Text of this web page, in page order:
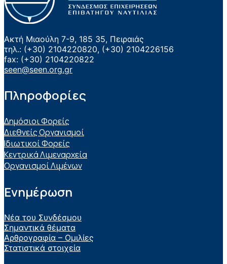
Ακτή Μιαούλη 7-9, 185 35, Πειραιάς
τηλ.: (+30) 2104220820, (+30) 2104226156
fax: (+30) 2104220822
seen@seen.org.gr
Πληροφορίες
Δημόσιοι Φορείς
Διεθνείς Οργανισμοί
Ιδιωτικοί Φορείς
Κεντρικά Λιμεναρχεία
Οργανισμοί Λιμένων
Ενημέρωση
Νέα του Συνδέσμου
Σημαντικά θέματα
Αρθρογραφία – Ομιλίες
Στατιστικά στοιχεία